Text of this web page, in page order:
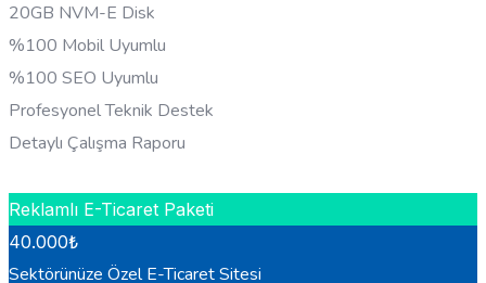
20GB NVM-E Disk
%100 Mobil Uyumlu
%100 SEO Uyumlu
Profesyonel Teknik Destek
Detaylı Çalışma Raporu
Reklamlı E-Ticaret Paketi
40.000₺
Sektörünüze Özel E-Ticaret Sitesi